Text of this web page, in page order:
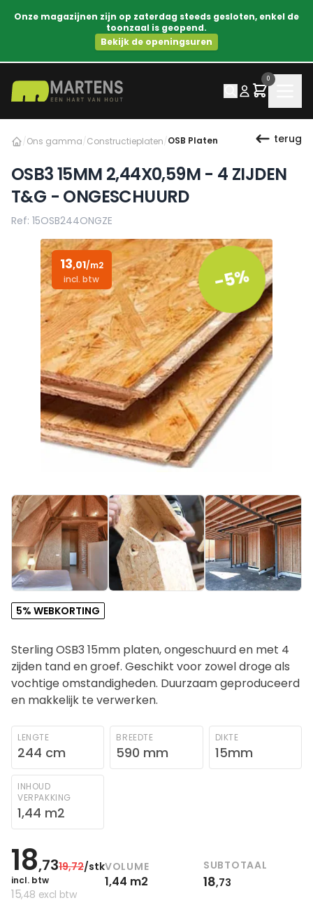
Onze magazijnen zijn op zaterdag steeds gesloten, enkel de
toonzaal is geopend.
Bekijk de openingsuren
0
/Ons gamma/Constructieplaten/OSB Platen terug
OSB3 15MM 2,44X0,59M - 4 ZIJDEN
T&G - ONGESCHUURD
Ref: 15OSB244ONGZE
13,01/m2
incl. btw
-5%
5% WEBKORTING
Sterling OSB3 15mm platen, ongeschuurd en met 4
zijden tand en groef. Geschikt voor zowel droge als
vochtige omstandigheden. Duurzaam geproduceerd
en makkelijk te verwerken.
LENGTE
244 cm
BREEDTE
590 mm
DIKTE
15mm
INHOUD
VERPAKKING
1,44 m2
18,7319,72/stk
incl. btw
15,48 excl btw
VOLUME
1,44 m2
SUBTOTAAL
18,73